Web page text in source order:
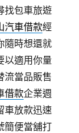
找包車旅遊
汽車借款經
隨時想還就
以適用你量
流當品販售
借款企業週
車放款迅速
簡便當舖打